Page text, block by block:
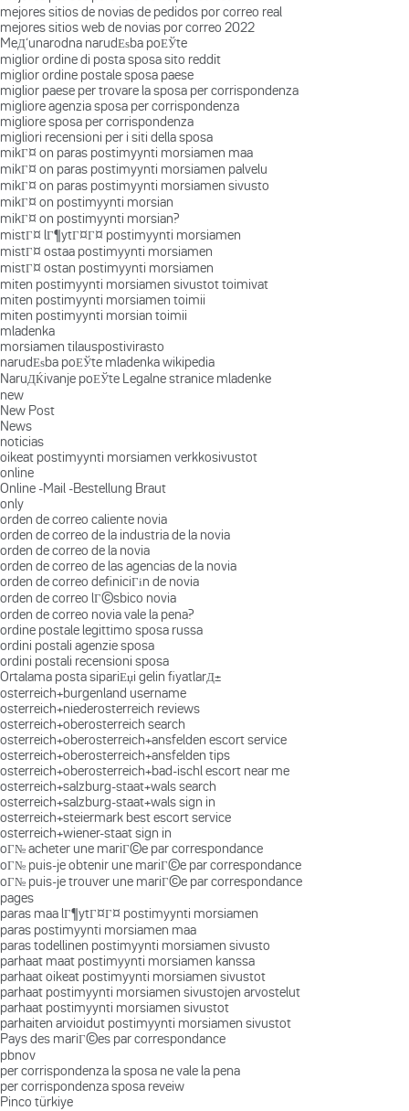
mejores sitios de novias de pedidos por correo real
mejores sitios web de novias por correo 2022
MeД‘unarodna narudЕѕba poЕЎte
miglior ordine di posta sposa sito reddit
miglior ordine postale sposa paese
miglior paese per trovare la sposa per corrispondenza
migliore agenzia sposa per corrispondenza
migliore sposa per corrispondenza
migliori recensioni per i siti della sposa
mikГ¤ on paras postimyynti morsiamen maa
mikГ¤ on paras postimyynti morsiamen palvelu
mikГ¤ on paras postimyynti morsiamen sivusto
mikГ¤ on postimyynti morsian
mikГ¤ on postimyynti morsian?
mistГ¤ lГ¶ytГ¤Г¤ postimyynti morsiamen
mistГ¤ ostaa postimyynti morsiamen
mistГ¤ ostan postimyynti morsiamen
miten postimyynti morsiamen sivustot toimivat
miten postimyynti morsiamen toimii
miten postimyynti morsian toimii
mladenka
morsiamen tilauspostivirasto
narudЕѕba poЕЎte mladenka wikipedia
NaruДЌivanje poЕЎte Legalne stranice mladenke
new
New Post
News
noticias
oikeat postimyynti morsiamen verkkosivustot
online
Online -Mail -Bestellung Braut
only
orden de correo caliente novia
orden de correo de la industria de la novia
orden de correo de la novia
orden de correo de las agencias de la novia
orden de correo definiciГіn de novia
orden de correo lГ©sbico novia
orden de correo novia vale la pena?
ordine postale legittimo sposa russa
ordini postali agenzie sposa
ordini postali recensioni sposa
Ortalama posta sipariЕџi gelin fiyatlarД±
osterreich+burgenland username
osterreich+niederosterreich reviews
osterreich+oberosterreich search
osterreich+oberosterreich+ansfelden escort service
osterreich+oberosterreich+ansfelden tips
osterreich+oberosterreich+bad-ischl escort near me
osterreich+salzburg-staat+wals search
osterreich+salzburg-staat+wals sign in
osterreich+steiermark best escort service
osterreich+wiener-staat sign in
oГ№ acheter une mariГ©e par correspondance
oГ№ puis-je obtenir une mariГ©e par correspondance
oГ№ puis-je trouver une mariГ©e par correspondance
pages
paras maa lГ¶ytГ¤Г¤ postimyynti morsiamen
paras postimyynti morsiamen maa
paras todellinen postimyynti morsiamen sivusto
parhaat maat postimyynti morsiamen kanssa
parhaat oikeat postimyynti morsiamen sivustot
parhaat postimyynti morsiamen sivustojen arvostelut
parhaat postimyynti morsiamen sivustot
parhaiten arvioidut postimyynti morsiamen sivustot
Pays des mariГ©es par correspondance
pbnov
per corrispondenza la sposa ne vale la pena
per corrispondenza sposa reveiw
Pinco türkiye